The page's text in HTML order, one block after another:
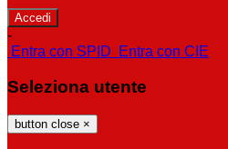
-
Entra con SPID
Entra con CIE
Seleziona utente
button close ×